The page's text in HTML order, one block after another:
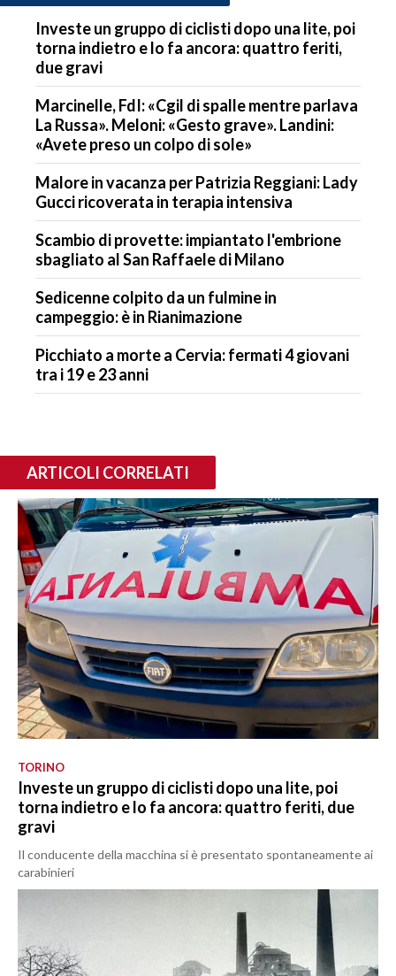
Investe un gruppo di ciclisti dopo una lite, poi
torna indietro e lo fa ancora: quattro feriti,
due gravi
Marcinelle, FdI: «Cgil di spalle mentre parlava
La Russa». Meloni: «Gesto grave». Landini:
«Avete preso un colpo di sole»
Malore in vacanza per Patrizia Reggiani: Lady
Gucci ricoverata in terapia intensiva
Scambio di provette: impiantato l'embrione
sbagliato al San Raffaele di Milano
Sedicenne colpito da un fulmine in
campeggio: è in Rianimazione
Picchiato a morte a Cervia: fermati 4 giovani
tra i 19 e 23 anni
ARTICOLI CORRELATI
TORINO
Investe un gruppo di ciclisti dopo una lite, poi
torna indietro e lo fa ancora: quattro feriti, due
gravi
Il conducente della macchina si è presentato spontaneamente ai
carabinieri